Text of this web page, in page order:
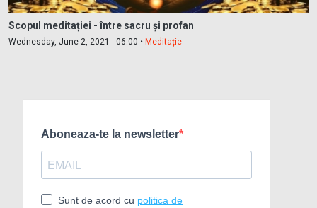
Scopul meditației - între sacru și profan
Wednesday, June 2, 2021 - 06:00 • Meditație